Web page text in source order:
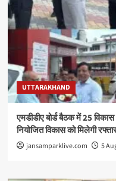
UTTARAKHAND
एमडीडीए बोर्ड बैठक में 25
नियोजित विकास को मिलेगी
jansamparklive.com 5